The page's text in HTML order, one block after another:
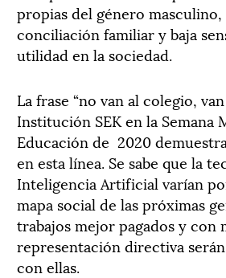
propias del género
conciliación familiar y baja
utilidad en la sociedad.
La frase “no van al colegio,
Institución SEK en la Semana
Educación de 2020
en esta línea. Se sabe que la
Inteligencia Artificial varían
mapa social de las próximas
trabajos mejor pagados y con
representación directiva
con ellas.